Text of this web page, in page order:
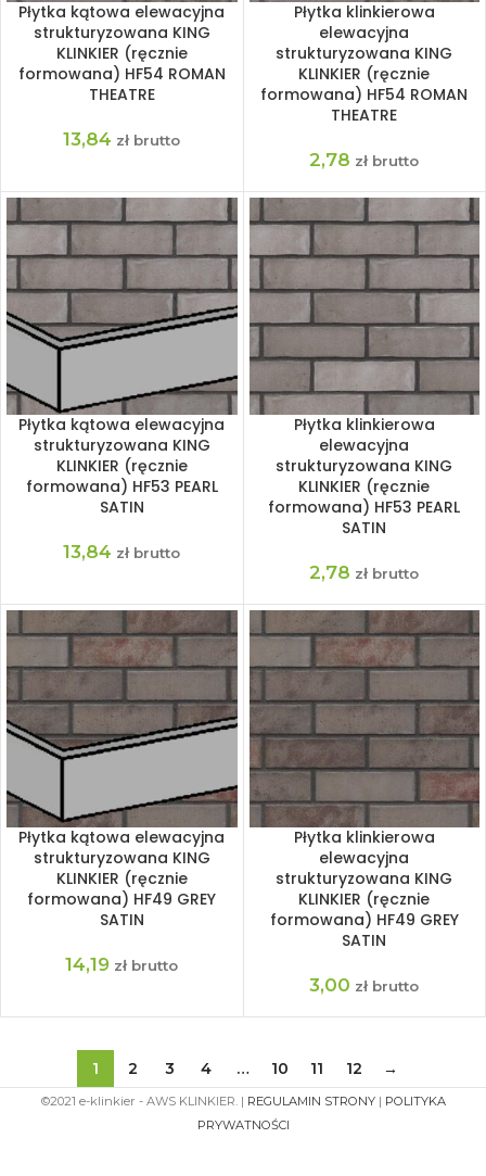
Płytka kątowa elewacyjna
strukturyzowana KING
KLINKIER (ręcznie
formowana) HF54 ROMAN
THEATRE
13,84 zł brutto
Płytka klinkierowa
elewacyjna
strukturyzowana KING
KLINKIER (ręcznie
formowana) HF54 ROMAN
THEATRE
2,78 zł brutto
Płytka kątowa elewacyjna
strukturyzowana KING
KLINKIER (ręcznie
formowana) HF53 PEARL
SATIN
13,84 zł brutto
Płytka klinkierowa
elewacyjna
strukturyzowana KING
KLINKIER (ręcznie
formowana) HF53 PEARL
SATIN
2,78 zł brutto
Płytka kątowa elewacyjna
strukturyzowana KING
KLINKIER (ręcznie
formowana) HF49 GREY
SATIN
14,19 zł brutto
Płytka klinkierowa
elewacyjna
strukturyzowana KING
KLINKIER (ręcznie
formowana) HF49 GREY
SATIN
3,00 zł brutto
1 2 3 4 … 10 11 12 →
©2021 e-klinkier - AWS KLINKIER. | REGULAMIN STRONY| POLITYKA
PRYWATNOŚCI